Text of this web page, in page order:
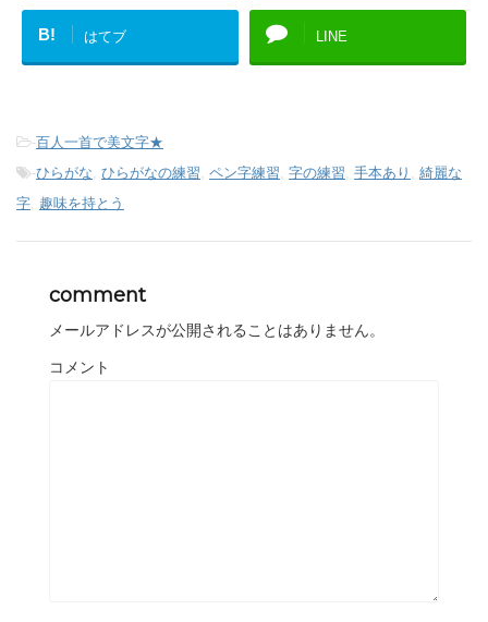
B! はてブ LINE
-百人一首で美文字★
-ひらがな, ひらがなの練習, ペン字練習, 字の練習, 手本あり , 綺麗な
字, 趣味を持とう
comment
メールアドレスが公開されることはありません。
コメント